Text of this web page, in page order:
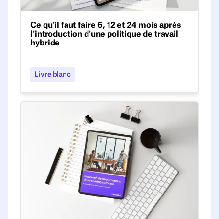
Ce qu'il faut faire 6, 12 et 24 mois après
l'introduction d'une politique de travail
hybride
et adaptez votre stratégie après 6, 12 et 24
mois.
Livre blanc
Logiciel de partage de bureau : guide pour un